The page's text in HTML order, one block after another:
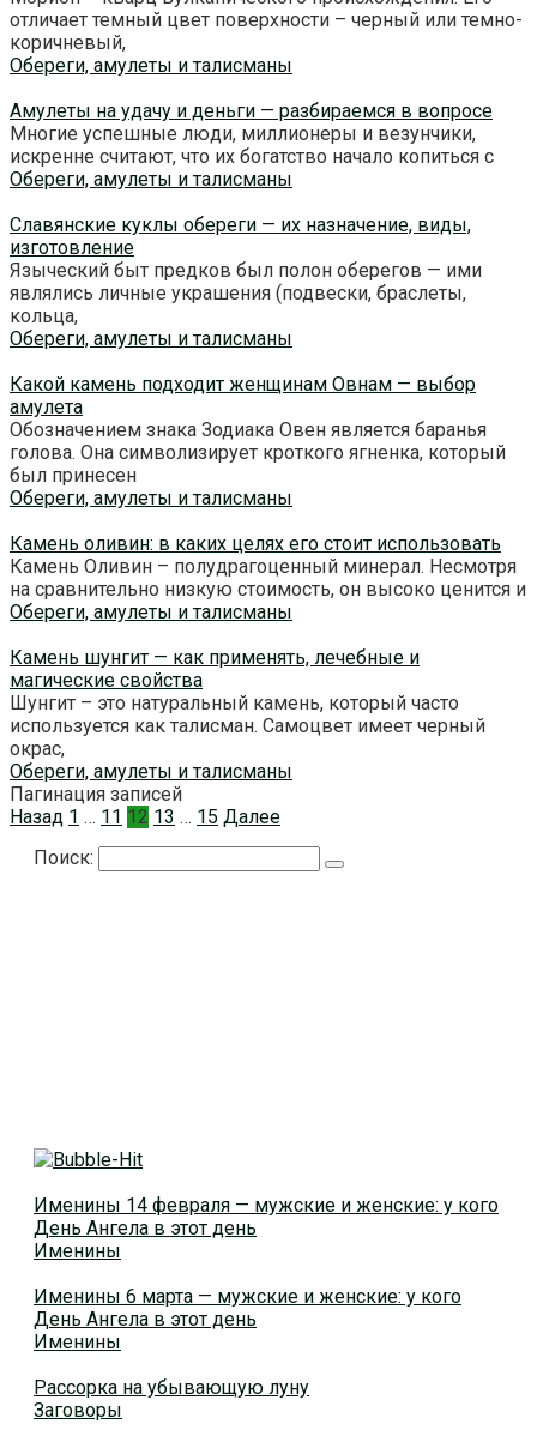
отличает темный цвет поверхности – черный или темно-
коричневый,
Обереги, амулеты и талисманы
Амулеты на удачу и деньги — разбираемся в вопросе
Многие успешные люди, миллионеры и везунчики,
искренне считают, что их богатство начало копиться с
Обереги, амулеты и талисманы
Славянские куклы обереги — их назначение, виды,
изготовление
Языческий быт предков был полон оберегов — ими
являлись личные украшения (подвески, браслеты,
кольца,
Обереги, амулеты и талисманы
Какой камень подходит женщинам Овнам — выбор
амулета
Обозначением знака Зодиака Овен является баранья
голова. Она символизирует кроткого ягненка, который
был принесен
Обереги, амулеты и талисманы
Камень оливин: в каких целях его стоит использовать
Камень Оливин – полудрагоценный минерал. Несмотря
на сравнительно низкую стоимость, он высоко ценится и
Обереги, амулеты и талисманы
Камень шунгит — как применять, лечебные и
магические свойства
Шунгит – это натуральный камень, который часто
используется как талисман. Самоцвет имеет черный
окрас,
Обереги, амулеты и талисманы
Пагинация записей
Назад 1 … 11 12 13 … 15 Далее
Поиск:
Именины 14 февраля — мужские и женские: у кого
День Ангела в этот день
Именины
Именины 6 марта — мужские и женские: у кого
День Ангела в этот день
Именины
Рассорка на убывающую луну
Заговоры